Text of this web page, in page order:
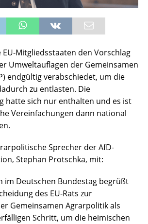
Mitgliedsstaaten den Vorschlag
Umweltauflagen der Gemeinsamen
endgültig verabschiedet, um die
zu entlasten. Die
hatte sich nur enthalten und es ist
Vereinfachungen dann national
Sprecher der AfD-
Stephan Protschka, mit:
im Deutschen Bundestag begrüßt
des EU-Rats zur
Gemeinsamen Agrarpolitik als
Schritt, um die heimischen